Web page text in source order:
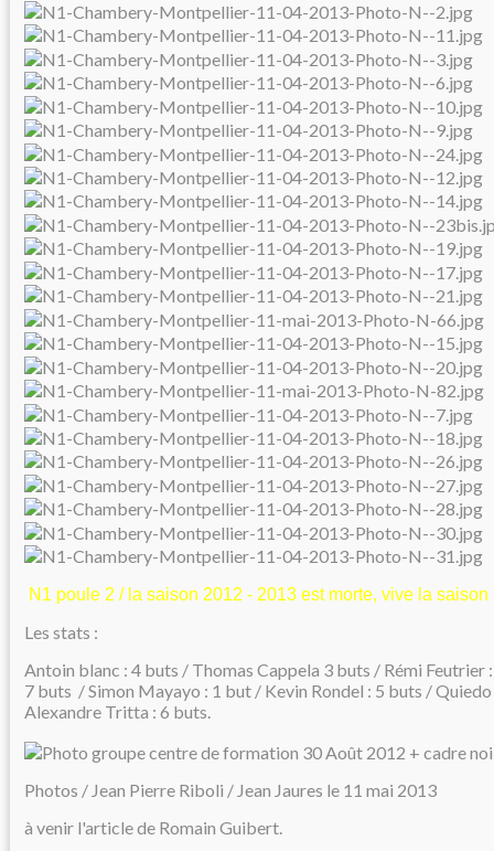
N1 poule 2 / la saison 2012 - 2013 est morte, vive la saison
Les stats :
Antoin blanc : 4 buts / Thomas Cappela 3 buts / Rémi Feutrier
7 buts / Simon Mayayo : 1 but / Kevin Rondel : 5 buts /
Alexandre Tritta : 6 buts.
Photos / Jean Pierre Riboli / Jean Jaures le 11 mai 2013
à venir l'article de Romain Guibert.